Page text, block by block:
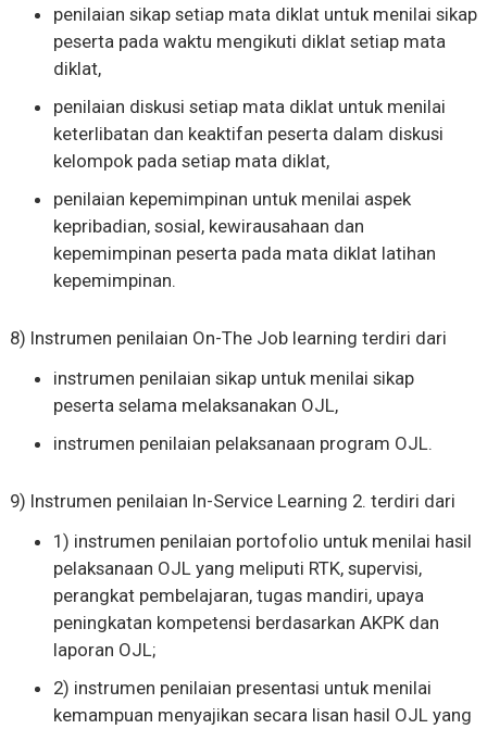
penilaian sikap setiap mata diklat untuk menilai sikap
peserta pada waktu mengikuti diklat setiap mata
diklat,
penilaian diskusi setiap mata diklat untuk menilai
keterlibatan dan keaktifan peserta dalam diskusi
kelompok pada setiap mata diklat,
penilaian kepemimpinan untuk menilai aspek
kepribadian, sosial, kewirausahaan dan
kepemimpinan peserta pada mata diklat latihan
kepemimpinan.
8) Instrumen penilaian On-The Job learning terdiri dari
instrumen penilaian sikap untuk menilai sikap
peserta selama melaksanakan OJL,
instrumen penilaian pelaksanaan program OJL.
9) Instrumen penilaian In-Service Learning 2. terdiri dari
1) instrumen penilaian portofolio untuk menilai hasil
pelaksanaan OJL yang meliputi RTK, supervisi,
perangkat pembelajaran, tugas mandiri, upaya
peningkatan kompetensi berdasarkan AKPK dan
laporan OJL;
2) instrumen penilaian presentasi untuk menilai
kemampuan menyajikan secara lisan hasil OJL yang